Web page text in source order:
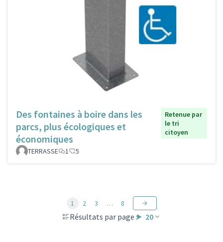
Des fontaines à boire dans les
parcs, plus écologiques et
économiques
Retenue par
le tri
citoyen
TERRASSE 1 5
Résultats par page : 20
1 2 3 … 8